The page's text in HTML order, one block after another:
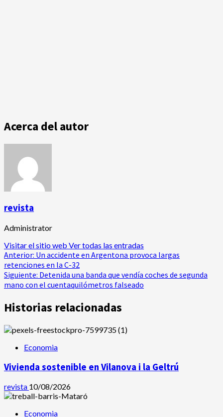
Acerca del autor
revista
Administrator
Visitar el sitio web Ver todas las entradas
Navegación
de
entradas
Anterior: Un accidente en Argentona provoca largas
retenciones en la C-32
Siguiente: Detenida una banda que vendía coches de segunda
mano con el cuentaquilómetros falseado
Historias relacionadas
Economia
Vivienda sostenible en Vilanova i la Geltrú
revista 10/08/2026
Economia